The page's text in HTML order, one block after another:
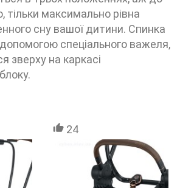
тільки максимально рівна
сну вашої дитини. Спинка
спеціального важеля,
зверху на каркасі
24